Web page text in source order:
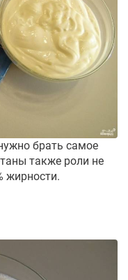
брать самое
также роли не
жирности.